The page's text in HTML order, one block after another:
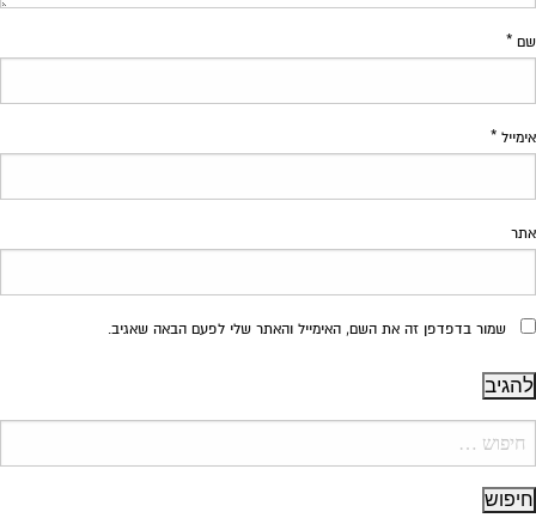
שם *
אימייל *
אתר
שמור בדפדפן זה את השם, האימייל והאתר שלי לפעם הבאה שאגיב.